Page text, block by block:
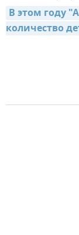
В этом году
количество